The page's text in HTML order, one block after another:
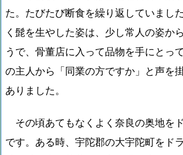
た。たびたび断食を繰り返していまし
く髭を生やした姿は、少し常人の姿か
うで、骨董店に入って品物を手にとっ
の主人から「同業の方ですか」と声を
ありました。
その頃あてもなくよく奈良の奥地を
です。ある時、宇陀郡の大宇陀町をド